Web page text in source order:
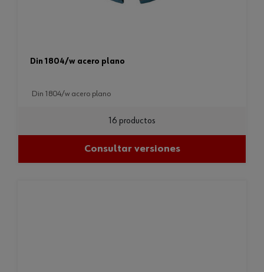
din 1804/w acero plano
din 1804/w acero plano
16 productos
Consultar versiones